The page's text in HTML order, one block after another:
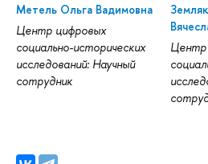
Метель Ольга Вадимовна
Центр цифровых
социально-исторических
исследований: Научный
сотрудник
Центр